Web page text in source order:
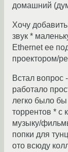
домашний
Хочу
звук *
Ethernet ее
проектором/
Встал вопрос
работало
легко было бы
торрентов * с
музыку/
попки для
ото всюду